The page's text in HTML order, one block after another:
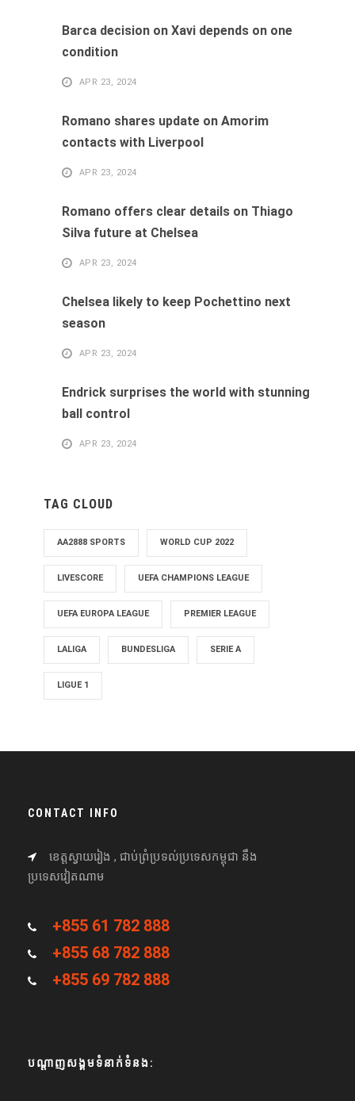
Barca decision on Xavi depends on one
condition
APR 23, 2024
Romano shares update on Amorim
contacts with Liverpool
APR 23, 2024
Romano offers clear details on Thiago
Silva future at Chelsea
APR 23, 2024
Chelsea likely to keep Pochettino next
season
APR 23, 2024
Endrick surprises the world with stunning
ball control
APR 23, 2024
TAG CLOUD
AA2888 SPORTS WORLD CUP 2022
LIVESCORE UEFA CHAMPIONS LEAGUE
UEFA EUROPA LEAGUE PREMIER LEAGUE
LALIGA BUNDESLIGA SERIE A
LIGUE 1
CONTACT INFO
ខេត្តស្វាយរៀង , ជាប់ព្រំប្រទល់ប្រទេសកម្ពុជា នឹង
ប្រទេសវៀតណាម
+855 61 782 888
+855 68 782 888
+855 69 782 888
បណ្តាញសង្គមទំនាក់ទំនង: